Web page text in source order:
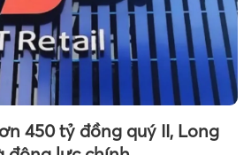
450 tỷ đồng quý II, Long